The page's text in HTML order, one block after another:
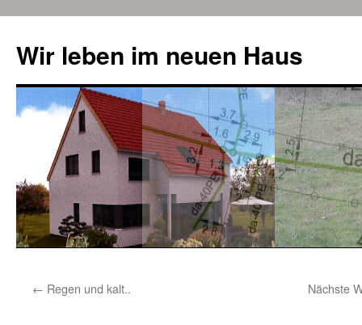
springen
Wir leben im neuen Haus
← Regen und kalt.. Nächste